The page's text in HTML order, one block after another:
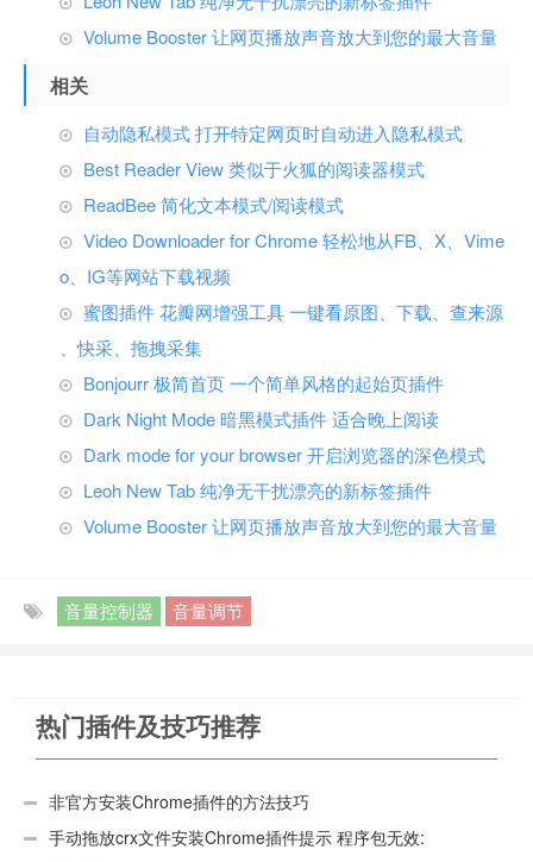
Volume Booster 让网页播放声音放大到您的最大音量
相关
自动隐私模式 打开特定网页时自动进入隐私模式
Best Reader View 类似于火狐的阅读器模式
ReadBee 简化文本模式/阅读模式
Video Downloader for Chrome 轻松地从FB、X、Vime
o、IG等网站下载视频
蜜图插件 花瓣网增强工具 一键看原图、下载、查来源
、快采、拖拽采集
Bonjourr 极简首页 一个简单风格的起始页插件
Dark Night Mode 暗黑模式插件 适合晚上阅读
Dark mode for your browser 开启浏览器的深色模式
Leoh New Tab 纯净无干扰漂亮的新标签插件
Volume Booster 让网页播放声音放大到您的最大音量
音量控制器 音量调节
热门插件及技巧推荐
非官方安装Chrome插件的方法技巧
手动拖放crx文件安装Chrome插件提示 程序包无效: